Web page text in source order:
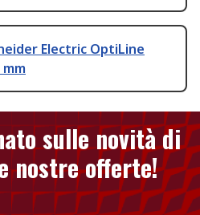
Electric OptiLine
mm
sulle novità di
nostre offerte!